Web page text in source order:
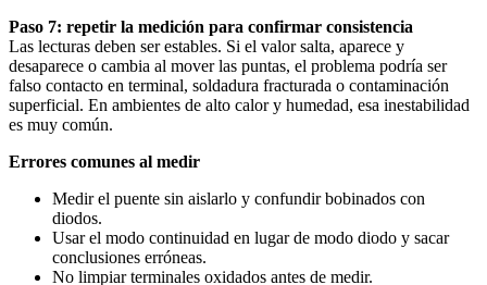
Paso 7: repetir la medición para confirmar consistencia
Las lecturas deben ser estables. Si el valor salta, aparece y
desaparece o cambia al mover las puntas, el problema podría ser
falso contacto en terminal, soldadura fracturada o contaminación
superficial. En ambientes de alto calor y humedad, esa inestabilidad
es muy común.
Errores comunes al medir
Medir el puente sin aislarlo y confundir bobinados con
diodos.
Usar el modo continuidad en lugar de modo diodo y sacar
conclusiones erróneas.
No limpiar terminales oxidados antes de medir.